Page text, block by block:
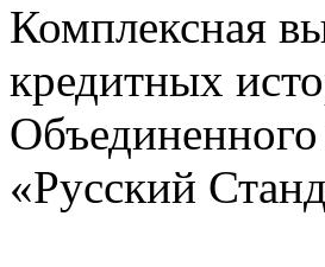
Комплексная
кредитных
«Русский